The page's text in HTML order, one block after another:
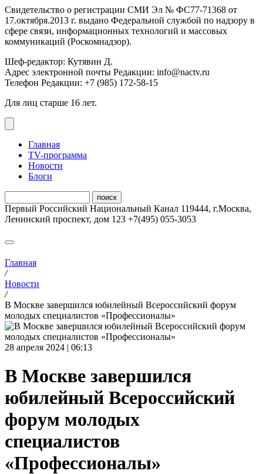
Свидетельство о регистрации СМИ Эл № ФС77-71368 от
17.октября.2013 г. выдано Федеральной службой по надзору в
сфере связи, информационных технологий и массовых
коммуникаций (Роскомнадзор).
Шеф-редактор: Кутявин Д.
Адрес электронной почты Редакции: info@nactv.ru
Телефон Редакции: +7 (985) 172-58-15
Для лиц старше 16 лет.
Главная
ТV-программа
Новости
Блоги
Первый Российский Национальный Канал 119444, г.Москва,
Ленинский проспект, дом 123 +7(495) 055-3053
Главная
/
Новости
/
В Москве завершился юбилейный Всероссийский форум
молодых специалистов «Профессионалы»
28 апреля 2024 | 06:13
В Москве завершился
юбилейный Всероссийский
форум молодых
специалистов
«Профессионалы»